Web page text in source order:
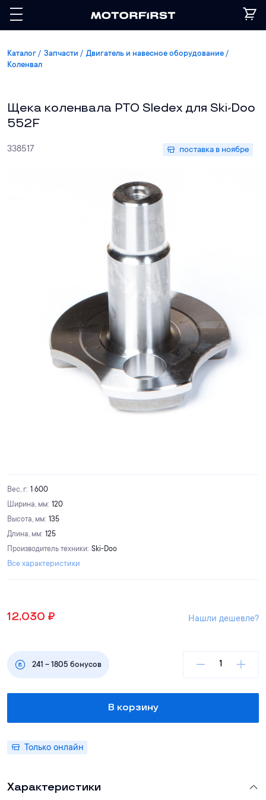
Каталог Запчасти
Двигатель и навесное оборудование
Коленвал
Щека коленвала PTO Sledex для Ski-Doo
552F
338517 поставка в ноябре
Вес, г: 1 600
Ширина, мм: 120
Высота, мм: 135
Длина, мм: 125
Производитель техники: Ski-Doo
Все характеристики
12,030 ₽ Нашли дешевле?
241 – 1805 бонусов
В корзину
Только онлайн
Характеристики